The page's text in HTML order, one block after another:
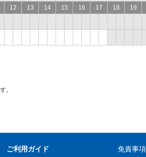
12 13 14 15 16 17 18 19
。
ご利用ガイド 免責事項